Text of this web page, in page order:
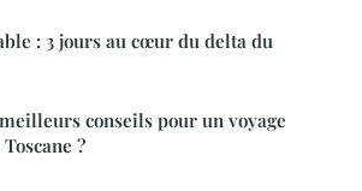
: 3 jours au cœur du delta du
conseils pour un voyage
?